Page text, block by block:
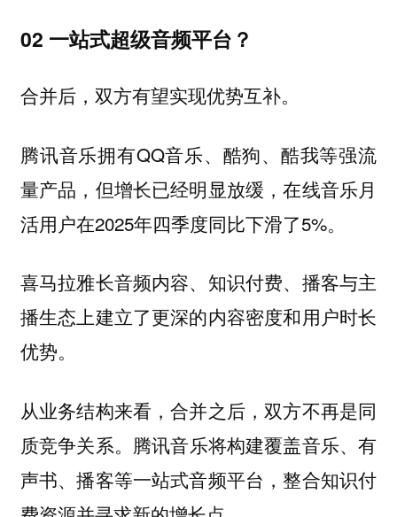
02 一站式超级音频平台？
合并后，双方有望实现优势互补。
腾讯音乐拥有QQ音乐、酷狗、酷我等强流
量产品，但增长已经明显放缓，在线音乐月
活用户在2025年四季度同比下滑了5%。
喜马拉雅长音频内容、知识付费、播客与主
播生态上建立了更深的内容密度和用户时长
优势。
从业务结构来看，合并之后，双方不再是同
质竞争关系。 腾讯音乐将构建覆盖音乐、有
声书、播客等一站式音频平台，整合知识付